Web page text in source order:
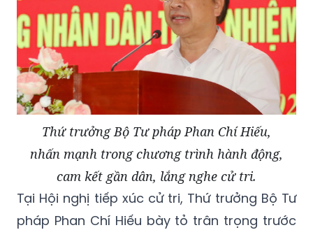
Thứ trưởng Bộ Tư pháp Phan Chí Hiếu,
nhấn mạnh trong chương trình hành động,
cam kết gần dân, lắng nghe cử tri.
Tại Hội nghị tiếp xúc cử tri, Thứ trưởng Bộ Tư
pháp Phan Chí Hiếu bày tỏ trân trọng trước